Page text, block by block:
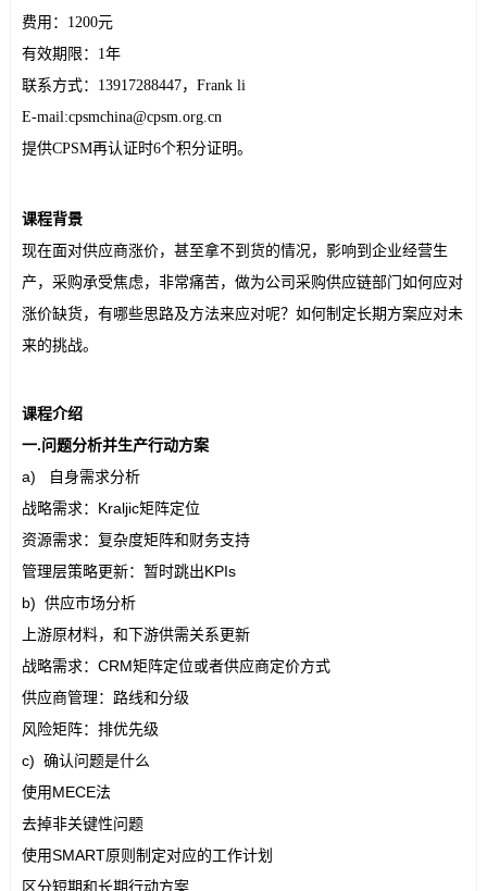
费用：1200元
有效期限：1年
联系方式：13917288447，Frank li
E-mail:cpsmchina@cpsm.org.cn
提供CPSM再认证 时6个积分证明。
课程背景
现在面对供应商涨价，甚至拿不到货的情况，影响到企业经营生
产，采购承受焦虑，非常痛苦，做为公司采购供应链部门如何应对
涨价缺货，有哪些思路及方法来应对呢？如何制定长期方案应对未
来的挑战。
课程介绍
一.问题分析并生产行动方案
a) 自身需求分析
战略需求：Kraljic矩阵定位
资源需求：复杂度矩阵和财务支持
管理层策略更新：暂时跳出KPIs
b) 供应市场分析
上游原材料，和下游供需关系更新
战略需求：CRM矩阵定位或者供应商定价方式
供应商管理：路线和分级
风险矩阵：排优先级
c) 确认问题是什么
使用MECE法
去掉非关键性问题
使用SMART原则制定对应的工作计划
区分短期和长期行动方案